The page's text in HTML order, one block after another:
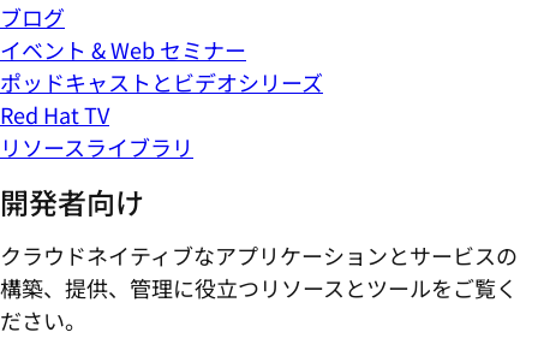
ブログ
イベント & Web セミナー
ポッドキャストとビデオシリーズ
Red Hat TV
リソースライブラリ
開発者向け
クラウドネイティブなアプリケーションとサービスの
構築、提供、管理に役立つリソースとツールをご覧く
ださい。